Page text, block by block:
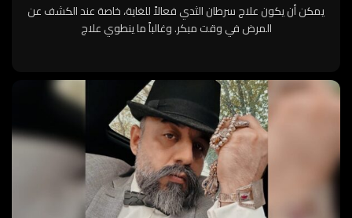
يمكن أن يكون علاج سرطان الثدي فعالاً للغاية، خاصة عند الكشف عن
المرض في وقت مبكر. وغالباً ما ينطوي علاج